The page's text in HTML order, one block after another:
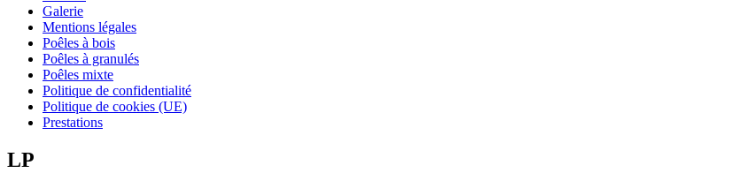
Galerie
Mentions légales
Poêles à bois
Poêles à granulés
Poêles mixte
Politique de confidentialité
Politique de cookies (UE)
Prestations
LP